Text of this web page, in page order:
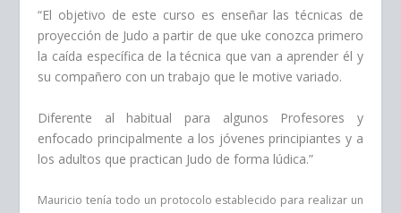
“El objetivo de este curso es enseñar las técnicas de
proyección de Judo a partir de que uke conozca primero
la caída específica de la técnica que van a aprender él y
su compañero con un trabajo que le motive variado.
Diferente al habitual para algunos Profesores y
enfocado principalmente a los jóvenes principiantes y a
los adultos que practican Judo de forma lúdica.”
Mauricio tenía todo un protocolo establecido para realizar un